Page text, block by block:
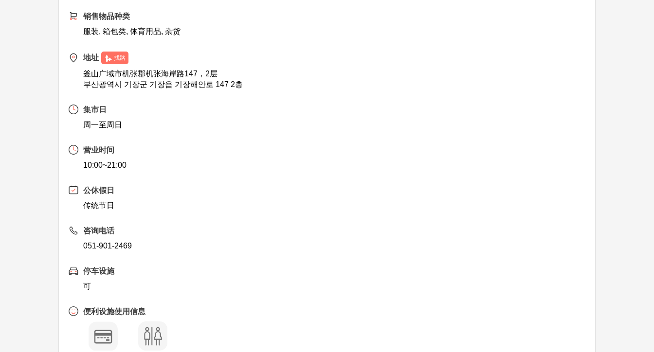
销售物品种类
服装, 箱包类, 体育用品, 杂货
地址 找路
釜山广域市机张郡机张海岸路147，2层
부산광역시 기장군 기장읍 기장해안로 147 2층
集市日
周一至周日
营业时间
10:00~21:00
公休假日
传统节日
咨询电话
051-901-2469
停车设施
可
便利设施使用信息